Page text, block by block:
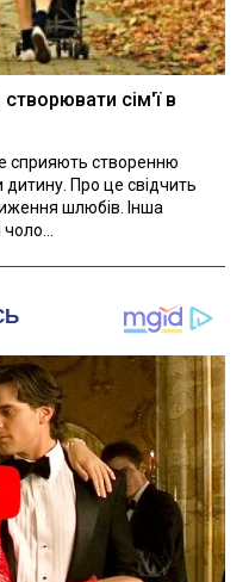
сім'ї в
сприяють створенню
Про це свідчить
шлюбів. Інша